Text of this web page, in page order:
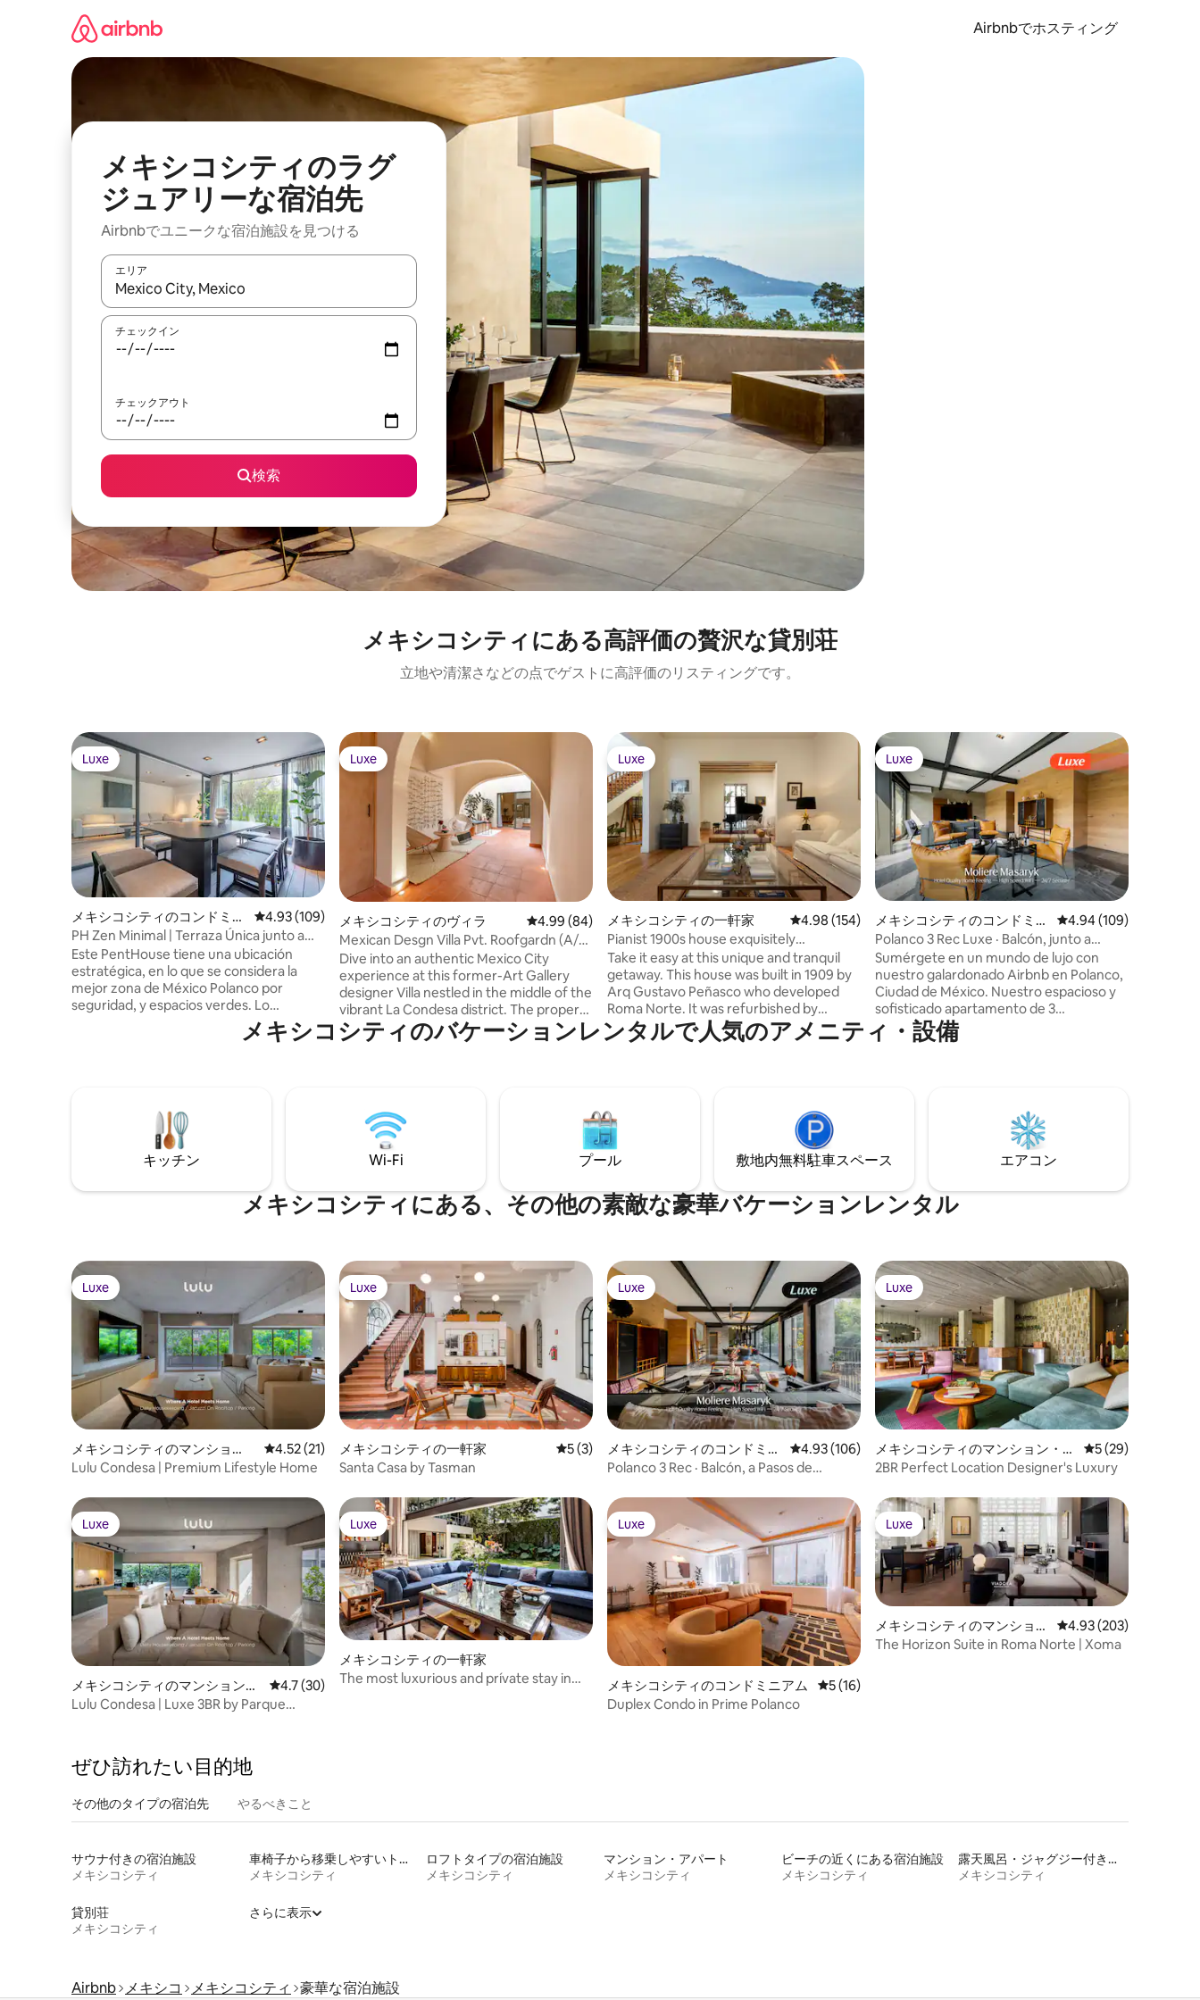
Airbnbでホスティング
メキシコシティのラグ
ジュアリーな宿泊先
Airbnbでユニークな宿泊施設を見つける
エリア
検索結果が表示されたら、上下の矢印キーを使って移動するか、画面をタッチまたはスワイプして検索結果を確認することができます。
チェックイン
チェックアウト
検索
メキシコシティに⁠あ⁠る高⁠評⁠価⁠の贅⁠沢⁠な貸⁠別⁠荘
立地や清潔さなどの点でゲストに高評価のリスティングです。
Luxe
Luxe
メキシコシティのコンドミニ
アム
レビュー109件、5つ星中4.93つ星の平均評価
4.93 (109)
PH Zen Minimal | Terraza Única junto a
Masaryk
Este PentHouse tiene una ubicación
estratégica, en lo que se considera la
mejor zona de México Polanco por
seguridad, y espacios verdes. Lo
diseñamos con 4 recámaras, un espacio
con 2 camas individuales para niños, y
edificio moderno y pequeño, en una calle
residencial, a 1/2 min de
Av.Masaryk,cerca de Parques, Tiendas
Luxe
Luxe
メキシコシティのヴィラ レビュー84件、5つ星中4.99つ星の平均評価
4.99 (84)
Mexican Desgn Villa Pvt. Roofgardn (A/C
ALL Bdrms)
Dive into an authentic Mexico City
experience at this former-Art Gallery
designer Villa nestled in the middle of the
vibrant La Condesa district. The property
evokes a strong connection with its past
while providing sleek modern amenities
sunny pvt rooftop and patio, fully
equipped kitchen and spacious
bedrooms with A/C and heating and
bathrooms with hotel-grade amenities.
Luxe
Luxe
メキシコシティの一軒家 レビュー154件、5つ星中4.98つ星の平均評価
4.98 (154)
Pianist 1900s house exquisitely
decorated.
Take it easy at this unique and tranquil
getaway. This house was built in 1909 by
Arq Gustavo Peñasco who developed
Roma Norte. It was refurbished by
renown architects and interior designers
@Tana_Karei. You can relax in the most
yes there is even a Grand Piano! Fully
equipped kitchen with a lovely indoor
dining room terrace. Published as best
Airbnb homes in Vogue 2025
Luxe
Luxe
メキシコシティのコンドミニ
アム
レビュー109件、5つ
4.94 (109)
Polanco 3 Rec Luxe · Balcón, junto a
Masaryk
Sumérgete en un mundo de lujo con
nuestro galardonado Airbnb en Polanco,
Ciudad de México. Nuestro espacioso y
sofisticado apartamento de 3
dormitorios cuenta con impresionantes
vistas, Wi-Fi de alta velocidad, una
acceso 24 horas al día, 7 días a la semana,
podrás relajarte y disfrutar del máximo
confort en el corazón de uno de los
barrios más vibrantes de la ciudad.
メキシコシティのバケーションレンタルで人気のアメニティ・設備
キッチン Wi-Fi プール 敷地内無料駐⁠車ス⁠ペ⁠ー⁠ス エアコン
メキシコシティにある、その他の素敵な豪華バケーションレンタル
Luxe
Luxe
メキシコシティのマンショ
ン・アパート
レビュー21件、5つ星中4.52つ星の平均評価
4.52 (21)
Lulu Condesa | Premium Lifestyle Home
Luxe
Luxe
メキシコシティの一軒家 レビュー3件、5つ星中5つ星の平均評価
5 (3)
Santa Casa by Tasman
Luxe
Luxe
メキシコシティのコンドミニ
アム
レビュー106件、5つ星中4.93つ星の平均評価
4.93 (106)
Polanco 3 Rec · Balcón, a Pasos de
Luxe
Luxe
メキシコシティのマンション・ア
パート
レビュー29件、5
5 (29)
2BR Perfect Location Designer's Luxury
Luxe
Luxe
メキシコシティのマンション・
アパート
レビュー30件、5つ星中4.7つ星の平均評価
4.7 (30)
Lulu Condesa | Luxe 3BR by Parque
Luxe
Luxe
メキシコシティの一軒家
The most luxurious and prívate stay in
Luxe
Luxe
メキシコシティのコンドミニアム レビュー16件、5つ星中5つ星の平均評価
5 (16)
Duplex Condo in Prime Polanco
Luxe
Luxe
メキシコシティのマンショ
ン・アパート
レビュー203件、5つ
4.93 (203)
The Horizon Suite in Roma Norte | Xoma
ぜひ訪⁠れ⁠た⁠い目⁠的⁠地
その他のタ⁠イ⁠プ⁠の宿⁠泊⁠先 やるべきこと
サウナ付きの宿泊施設
メキシコシティ
車椅子から移乗しやすいトイレ付きの宿泊施設
メキシコシティ
ロフトタイプの宿泊施設
メキシコシティ
マンション・アパート
メキシコシティ
ビーチの近くにある宿泊施設
メキシコシティ
露天風呂・ジャグジー付きの宿泊施設
メキシコシティ
貸別荘
メキシコシティ
さらに表示
Airbnb メキシコ メキシコシティ 豪華な宿泊施設